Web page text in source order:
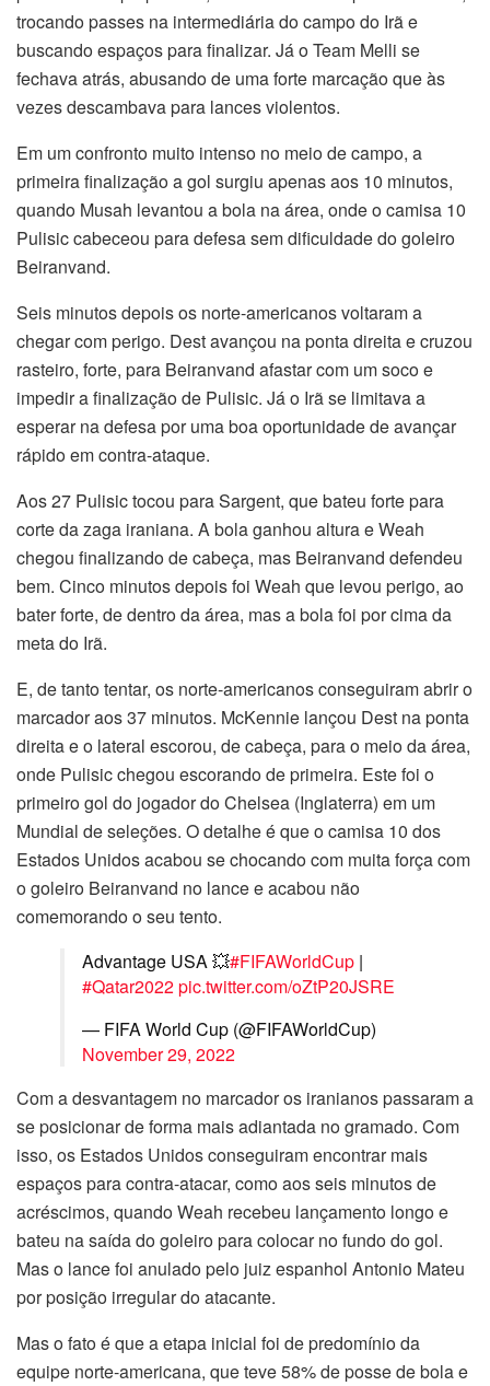
trocando passes na intermediária do campo do Irã e
buscando espaços para finalizar. Já o Team Melli se
fechava atrás, abusando de uma forte marcação que às
vezes descambava para lances violentos.
Em um confronto muito intenso no meio de campo, a
primeira finalização a gol surgiu apenas aos 10 minutos,
quando Musah levantou a bola na área, onde o camisa 10
Pulisic cabeceou para defesa sem dificuldade do goleiro
Beiranvand.
Seis minutos depois os norte-americanos voltaram a
chegar com perigo. Dest avançou na ponta direita e cruzou
rasteiro, forte, para Beiranvand afastar com um soco e
impedir a finalização de Pulisic. Já o Irã se limitava a
esperar na defesa por uma boa oportunidade de avançar
rápido em contra-ataque.
Aos 27 Pulisic tocou para Sargent, que bateu forte para
corte da zaga iraniana. A bola ganhou altura e Weah
chegou finalizando de cabeça, mas Beiranvand defendeu
bem. Cinco minutos depois foi Weah que levou perigo, ao
bater forte, de dentro da área, mas a bola foi por cima da
meta do Irã.
E, de tanto tentar, os norte-americanos conseguiram abrir o
marcador aos 37 minutos. McKennie lançou Dest na ponta
direita e o lateral escorou, de cabeça, para o meio da área,
onde Pulisic chegou escorando de primeira. Este foi o
primeiro gol do jogador do Chelsea (Inglaterra) em um
Mundial de seleções. O detalhe é que o camisa 10 dos
Estados Unidos acabou se chocando com muita força com
o goleiro Beiranvand no lance e acabou não
comemorando o seu tento.
Advantage USA 💥#FIFAWorldCup |
#Qatar2022pic.twitter.com/oZtP20JSRE
— FIFA World Cup (@FIFAWorldCup)
November 29, 2022
Com a desvantagem no marcador os iranianos passaram a
se posicionar de forma mais adiantada no gramado. Com
isso, os Estados Unidos conseguiram encontrar mais
espaços para contra-atacar, como aos seis minutos de
acréscimos, quando Weah recebeu lançamento longo e
bateu na saída do goleiro para colocar no fundo do gol.
Mas o lance foi anulado pelo juiz espanhol Antonio Mateu
por posição irregular do atacante.
Mas o fato é que a etapa inicial foi de predomínio da
equipe norte-americana, que teve 58% de posse de bola e